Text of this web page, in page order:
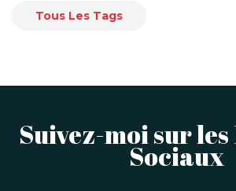
Tous Les Tags
Suivez-moi sur les
Sociaux